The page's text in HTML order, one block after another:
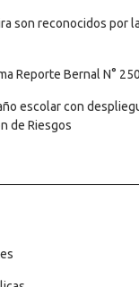
son reconocidos por
Reporte Bernal N° 250
escolar con
de Riesgos